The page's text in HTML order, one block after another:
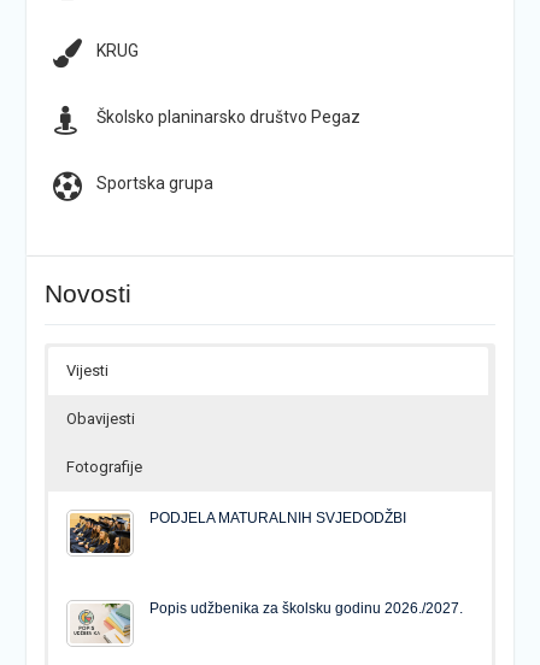
KRUG
Školsko planinarsko društvo Pegaz
Sportska grupa
Novosti
Vijesti
Obavijesti
Fotografije
PODJELA MATURALNIH SVJEDODŽBI
Popis udžbenika za školsku godinu 2026./2027.